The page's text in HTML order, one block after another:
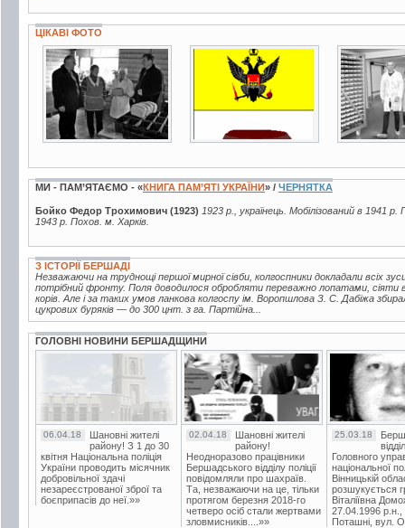
ЦІКАВІ ФОТО
4 фото 3 фото 7 фото
МИ - ПАМ’ЯТАЄМО - «КНИГА ПАМ’ЯТІ УКРАЇНИ» / ЧЕРНЯТКА
Бойко Федор Трохимович (1923) 1923 р., українець. Мобілізований в 1941
1943 р. Похов. м. Харків.
З ІСТОРІЇ БЕРШАДІ
Незважаючи на труднощі першої мирної сівби, колгоспники докладали всіх
потрібний фронту. Поля доводилося обробляти переважно лопатами, сіяти
корів. Але і за таких умов ланкова колгоспу ім. Воропшлова З. С. Дабіжа
цукрових буряків — до 300 цнт. з га. Партійна...
ГОЛОВНІ НОВИНИ БЕРШАДЩИНИ
06.04.18
Шановні жителі
району! З 1 до 30
квітня Національна поліція
України проводить місячник
добровільної здачі
незареєстрованої зброї та
боєприпасів до неї.»»
02.04.18
Шановні жителі
району!
Неодноразово працівники
Бершадського відділу поліції
повідомляли про шахраїв.
Та, незважаючи на це, тільки
протягом березня 2018-го
четверо осіб стали жертвами
зловмисників....»»
25.03.18
Головного
національної
Вінницькій
розшукується
Віталіївна
27.04.1996 р.н.,
Поташні, вул.